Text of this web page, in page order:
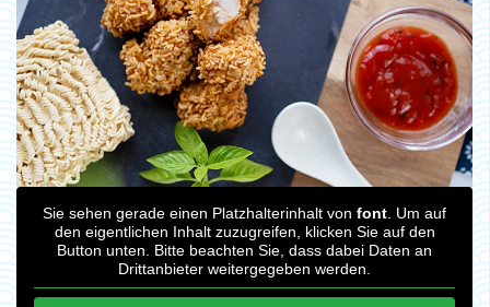
Sie sehen gerade einen Platzhalterinhalt von font. Um auf
den eigentlichen Inhalt zuzugreifen, klicken Sie auf den
Button unten. Bitte beachten Sie, dass dabei Daten an
Drittanbieter weitergegeben werden.